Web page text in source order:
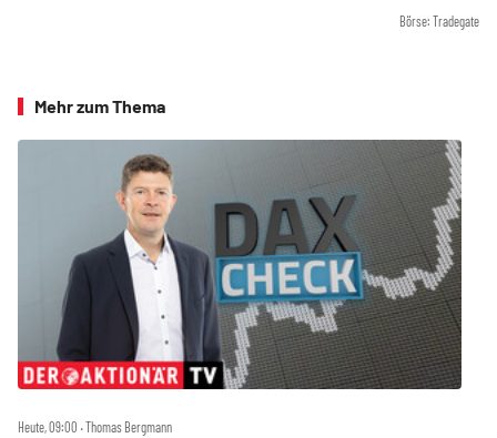
Börse: Tradegate
Mehr zum Thema
Heute, 09:00 ‧ Thomas Bergmann